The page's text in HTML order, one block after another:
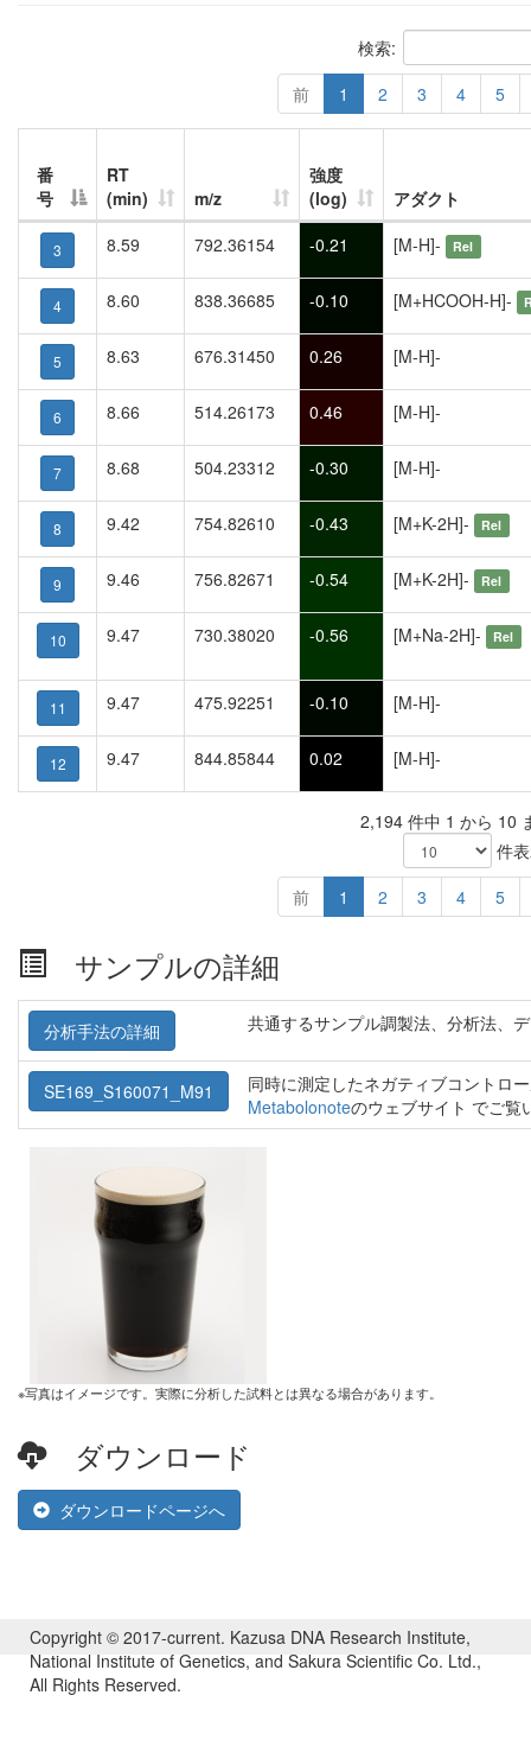
検索:
前
1 2 3 4 5
番
号
RT
(min)
m/z
強度
(log)
アダクト
3 8.59 792.36154 -0.21 [M-H]- Rel
4 8.60 838.36685 -0.10 [M+HCOOH-H]-
5 8.63 676.31450 0.26 [M-H]-
6 8.66 514.26173 0.46 [M-H]-
7 8.68 504.23312 -0.30 [M-H]-
8 9.42 754.82610 -0.43 [M+K-2H]- Rel
9 9.46 756.82671 -0.54 [M+K-2H]- Rel
10 9.47 730.38020 -0.56 [M+Na-2H]- Rel
11 9.47 475.92251 -0.10 [M-H]-
12 9.47 844.85844 0.02 [M-H]-
2,194 件中 1 から 10
件
前
1 2 3 4 5
サンプルの詳細
分析手法の詳細 共通するサンプル調製法、分析法、
SE169_S160071_M91
同時に測定したネガティブコントロ
Metabolonoteのウェブサイト でご覧
※写真はイメージです。実際に分析した試料とは異なる場合があります。
ダウンロード
ダウンロードページへ
Copyright © 2017-current. Kazusa DNA Research Institute,
National Institute of Genetics, and Sakura Scientific Co. Ltd.,
All Rights Reserved.